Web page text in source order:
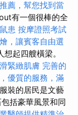
薦，幫您找到當
有一個很棒的全
患 按摩證照考試
，讓賓客自由選
起四艘橫梁。
緊緻肌膚 完善的
優質的服務，滿
裝的居民是文藝
括豪華風景和同